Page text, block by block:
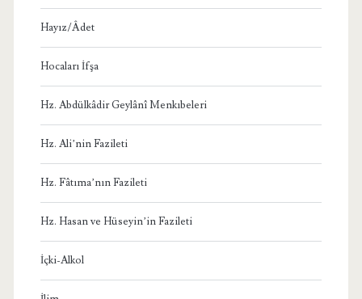
Hayız/Âdet
Hocaları İfşa
Hz. Abdülkâdir Geylânî Menkıbeleri
Hz. Ali’nin Fazileti
Hz. Fâtıma’nın Fazileti
Hz. Hasan ve Hüseyin’in Fazileti
İçki-Alkol